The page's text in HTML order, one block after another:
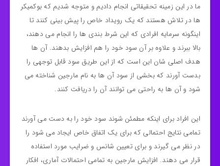
ما در این زمینه تحقیقاتی انجام دادیم و متوجه شدیم که بوكميكر
ها در تلاش هستند که یک رویداد خاص را پیش‌ بینی کنند تا
اینگونه سرمایه افرادی که این شرط‌ بندی‌ ها را انجام می‌ دهند،
بالا ببرند و علاوه‌ بر آن سود خود را هم افزایش بدهند. آن‌ ها
هدف اصلی‌ شان این است که از این طریق سود قابل‌ توجهی را
بدست آورند که بخشی از سود آن‌ ها به نام مارجین شناخته می‌
شود و آن‌ ها به‌ راحتی می‌ توانند آن را دریافت کنند.
این افراد برای اینکه مطمئن شوند سود خود را به دست می‌ آورند
تمامی نتایج احتمالی که برای یک اتفاق خاص ایجاد می‌ شود را
در نظر می‌ گیرند و برای تعیین شانس و ضرایب مورد استفاده
قرار می‌ دهند. افزایش مارجین به تمامی احتمالات آماری، افکار